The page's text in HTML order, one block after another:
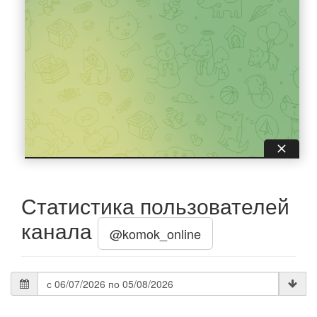
Статистика пользователей
канала
@komok_online
Дата
статистики